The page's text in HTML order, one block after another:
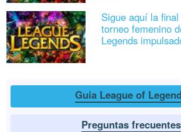
Sigue aquí la
torneo femenino
Legends
Guía League of
Preguntas frecuentes